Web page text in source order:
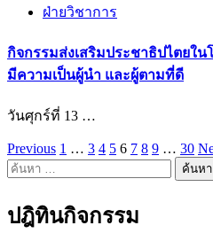
ฝ่ายวิชาการ
กิจกรรมส่งเสริมประชาธิปไตยใน
มีความเป็นผู้นำ และผู้ตามที่ดี
วันศุกร์ที่ 13 …
แนะแนว
Previous 1 … 3 4 5 6 7 8 9 … 30
ค้นหา
ปฎิทินกิจกรรม